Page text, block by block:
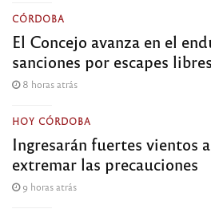
CÓRDOBA
El Concejo avanza en el
sanciones por escapes
8 horas atrás
HOY CÓRDOBA
Ingresarán fuertes vientos
extremar las precauciones
9 horas atrás